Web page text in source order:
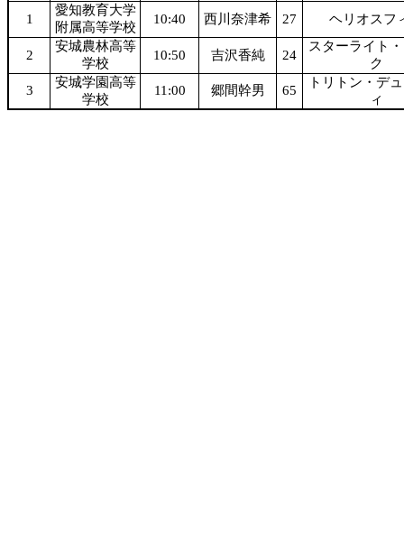
1
愛知教育大学
附属高等学校
10:40 西川奈津希 27 ヘリオスフ
2
安城農林高等
学校
10:50 吉沢香純 24
スターライト
ク
3
安城学園高等
学校
11:00 郷間幹男 65
トリトン・デ
ィ